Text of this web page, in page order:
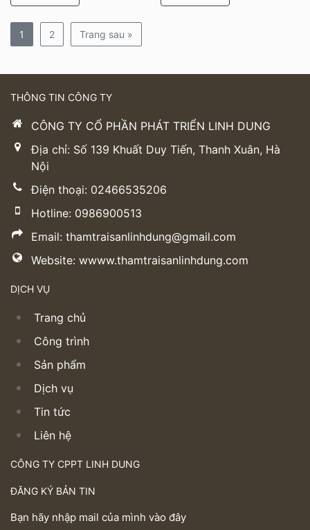
1 2 Trang sau »
THÔNG TIN CÔNG TY
CÔNG TY CỔ PHẦN PHÁT TRIỂN LINH DUNG
Địa chỉ: Số 139 Khuất Duy Tiến, Thanh Xuân, Hà
Nội
Điện thoại: 02466535206
Hotline: 0986900513
Email: thamtraisanlinhdung@gmail.com
Website: wwww.thamtraisanlinhdung.com
DỊCH VỤ
Trang chủ
Công trình
Sản phẩm
Dịch vụ
Tin tức
Liên hệ
CÔNG TY CPPT LINH DUNG
ĐĂNG KÝ BẢN TIN
Bạn hãy nhập mail của mình vào đây